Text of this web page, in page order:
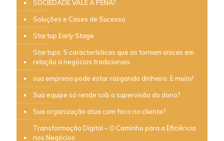
SOCIEDADE VALE À PENA?
Soluções e Cases de Sucesso
Startup Early Stage
Startups: 5 características que as tornam únicas em
relação a negócios tradicionais
sua empresa pode estar rasgando dinheiro. E muito!
Sua equipe só rende sob a supervisão do dono?
Sua organização atua com foco no cliente?
Transformação Digital – O Caminho para a Eficiência
nos Negócios